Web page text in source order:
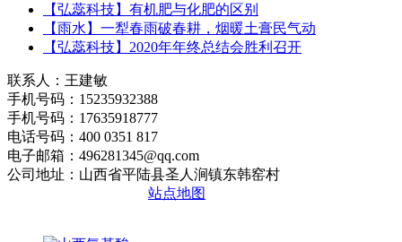
【弘蕊科技】有机肥与化肥的区别
【雨水】一犁春雨破春耕，烟暖土膏民气动
【弘蕊科技】2020年年终总结会胜利召开
联系人：王建敏
手机号码：15235932388
手机号码：17635918777
电话号码：400 0351 817
电子邮箱：496281345@qq.com
公司地址：山西省平陆县圣人涧镇东韩窑村
站点地图